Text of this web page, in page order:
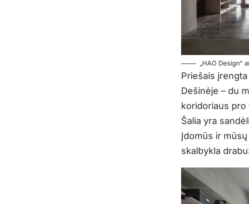
„HAO Design“
Priešais
Dešinėje – du
koridoriaus pro
Šalia yra
Įdomūs ir
skalbykla